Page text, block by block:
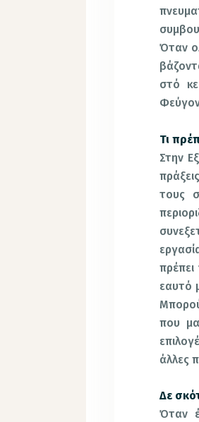
Όταν
στό
Τι
Στην
τους
εαυτό
που
άλλες
Δε
Όταν